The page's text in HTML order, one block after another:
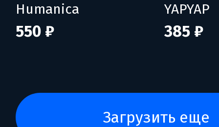
Humanica
550 ₽
YAPYAP
385 ₽
загрузить еще